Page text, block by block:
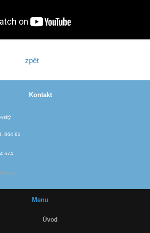
zpět
Kontakt
664 91
674
Menu
Úvod